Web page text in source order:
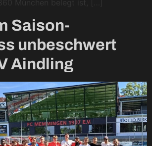
München belegt ist, […]
Saison-
unbeschwert
Aindling